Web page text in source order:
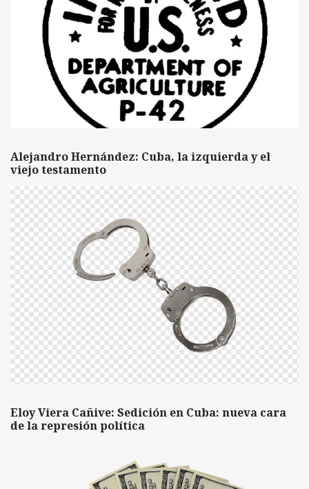
Alejandro Hernández: Cuba, la izquierda y el
viejo testamento
Eloy Viera Cañive: Sedición en Cuba: nueva cara
de la represión política